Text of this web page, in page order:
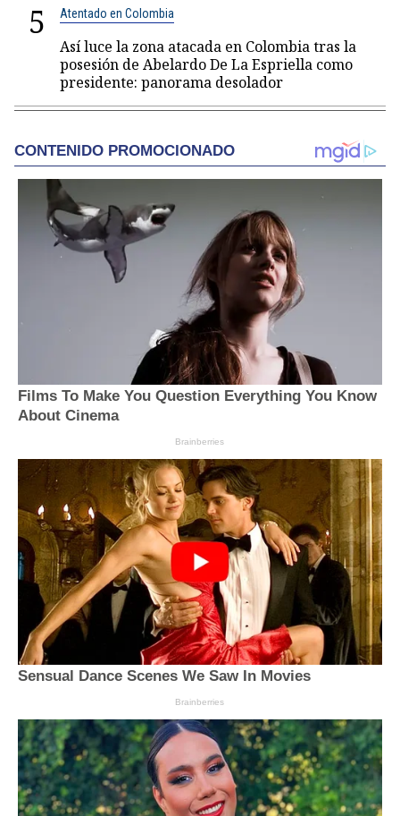
5 Atentado en Colombia
Así luce la zona atacada en Colombia tras la
posesión de Abelardo De La Espriella como
presidente: panorama desolador